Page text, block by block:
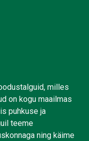
milles
on kogu maailmas
puhkuse ja
teeme
ning käime